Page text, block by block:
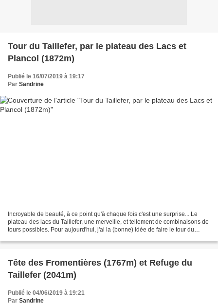
Tour du Taillefer, par le plateau des Lacs et
Plancol (1872m)
Publié le 16/07/2019 à 19:17
Par Sandrine
Incroyable de beauté, à ce point qu'à chaque fois c'est une surprise... Le
plateau des lacs du Taillefer, une merveille, et tellement de combinaisons de
tours possibles. Pour aujourd'hui, j'ai la (bonne) idée de faire le tour du
Tête des Fromentières (1767m) et Refuge du
Taillefer (2041m)
Publié le 04/06/2019 à 19:21
Par Sandrine